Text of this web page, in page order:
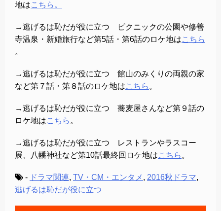
地はこちら。
→逃げるは恥だが役に立つ ピクニックの公園や修善
寺温泉・新婚旅行など第5話・第6話のロケ地はこちら
。
→逃げるは恥だが役に立つ 館山のみくりの両親の家
など第７話・第８話のロケ地はこちら 。
→逃げるは恥だが役に立つ 蕎麦屋さんなど第９話の
ロケ地はこちら 。
→逃げるは恥だが役に立つ レストランやラスコー
展、八幡神社など第10話最終回ロケ地はこちら 。
- ドラマ関連, TV・CM・エンタメ , 2016秋ドラマ,
逃げるは恥だが役に立つ